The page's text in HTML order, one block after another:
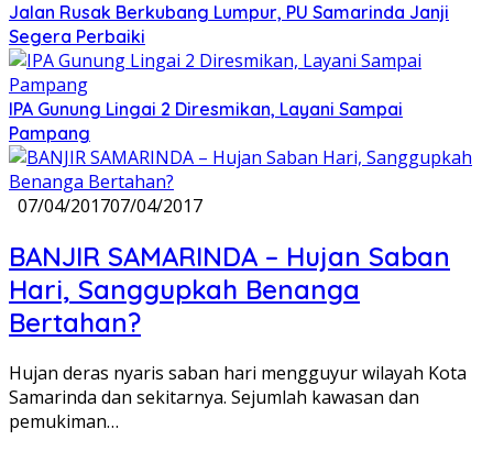
Jalan Rusak Berkubang Lumpur, PU Samarinda Janji
Segera Perbaiki
IPA Gunung Lingai 2 Diresmikan, Layani Sampai
Pampang
07/04/201707/04/2017
BANJIR SAMARINDA – Hujan Saban
Hari, Sanggupkah Benanga
Bertahan?
Hujan deras nyaris saban hari mengguyur wilayah Kota
Samarinda dan sekitarnya. Sejumlah kawasan dan
pemukiman…